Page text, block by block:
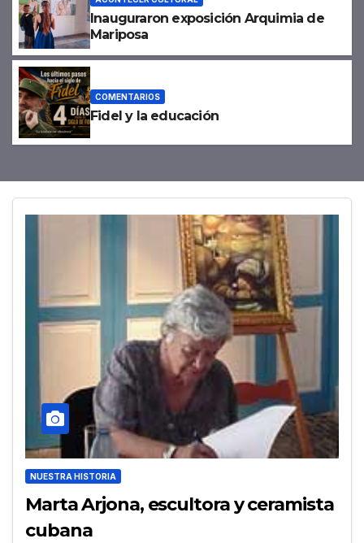
Inauguraron exposición Arquimia de
Mariposa
COMENTARIOS
Fidel y la educación
NUESTRA HISTORIA
Marta Arjona, escultora y ceramista
cubana